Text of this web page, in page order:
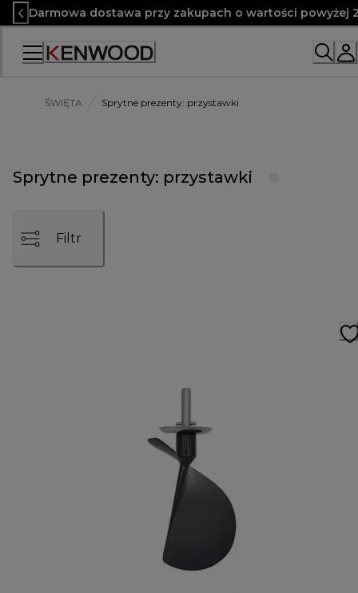
Skip
to
Content
Darmowa dostawa przy zakupach o wartości powyżej
ŚWIĘTA Sprytne prezenty: przystawki
Sprytne prezenty: przystawki
Filtr